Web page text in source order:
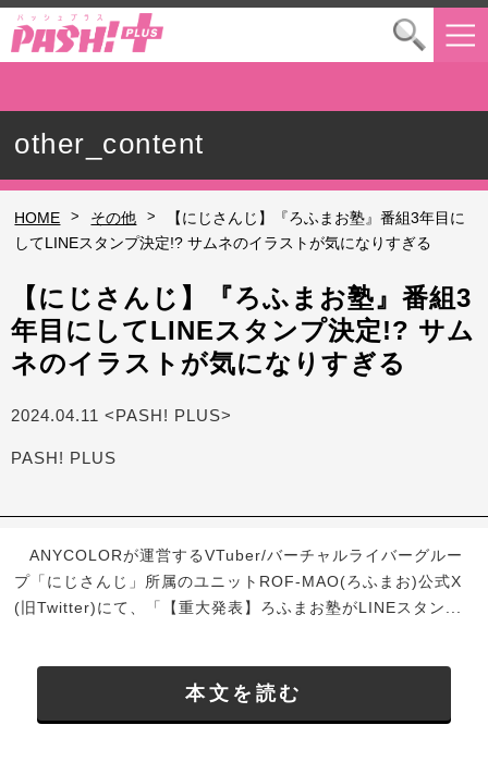
other_content
HOME > その他 >
【にじさんじ】『ろふまお塾』番組3年目に
してLINEスタンプ決定!? サムネのイラストが気になりすぎる
【にじさんじ】『ろふまお塾』番組3
年目にしてLINEスタンプ決定!? サム
ネのイラストが気になりすぎる
2024.04.11 <PASH! PLUS>
PASH! PLUS
ANYCOLORが運営するVTuber/バーチャルライバーグルー
プ「にじさんじ」所属のユニットROF-MAO(ろふまお)公式X
(旧Twitter)にて、「【重大発表】ろふまお塾がLINEスタン...
本文を読む